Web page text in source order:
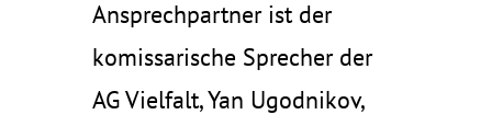
Ansprechpartner ist der
komissarische Sprecher der
AG Vielfalt, Yan Ugodnikov,